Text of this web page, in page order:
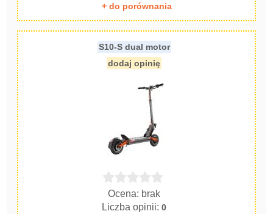
+ do porównania
S10-S dual motor
dodaj opinię
Ocena: brak
Liczba opinii:0